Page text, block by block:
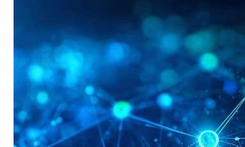
IA
AVEC
JAZARI
ROOT